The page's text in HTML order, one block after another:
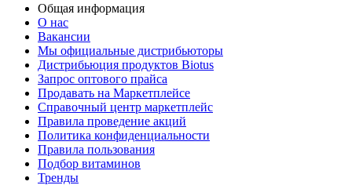
Общая информация
О нас
Вакансии
Мы официальные дистрибьюторы
Дистрибьюция продуктов Biotus
Запрос оптового прайса
Продавать на Маркетплейсе
Справочный центр маркетплейс
Правила проведение акций
Политика конфиденциальности
Правила пользования
Подбор витаминов
Тренды